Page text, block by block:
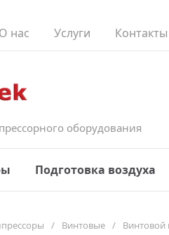
О нас Услуги Контакты
оборудования
Подготовка воздуха
/ Винтовые / Винтовой